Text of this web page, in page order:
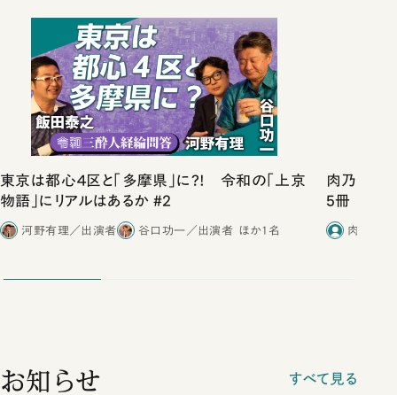
東京は都心４区と「多摩県」に?! 令和の「上京
物語」にリアルはあるか #2
河野有理／出演者 谷口功一／出演者 ほか1名
肉乃小路
5冊
肉乃小路
お知らせ すべて見る